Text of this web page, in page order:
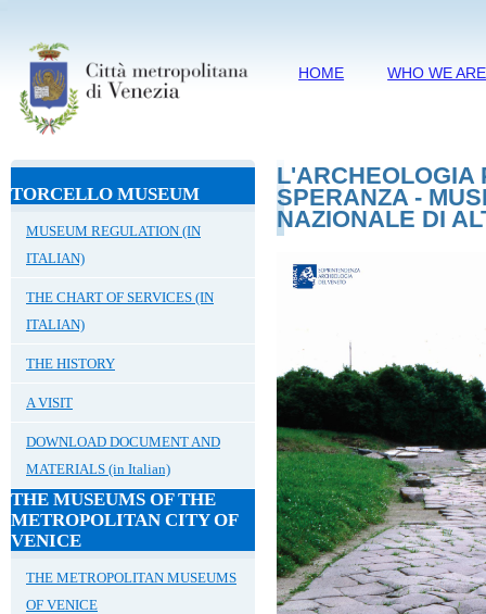
HOME WHO WE ARE
TORCELLO MUSEUM
MUSEUM REGULATION (IN
ITALIAN)
THE CHART OF SERVICES (IN
ITALIAN)
THE HISTORY
A VISIT
DOWNLOAD DOCUMENT AND
MATERIALS (in Italian)
THE MUSEUMS OF THE
METROPOLITAN CITY OF
VENICE
THE METROPOLITAN MUSEUMS
OF VENICE
L'ARCHEOLOGIA
SPERANZA -
NAZIONALE DI